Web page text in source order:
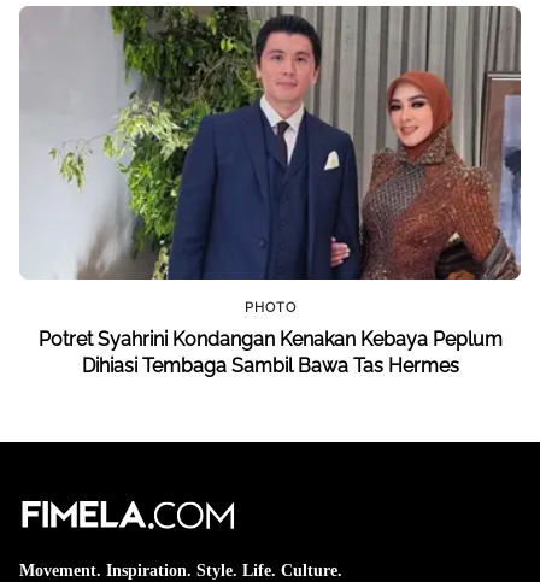
PHOTO
Potret Syahrini Kondangan Kenakan Kebaya Peplum
Dihiasi Tembaga Sambil Bawa Tas Hermes
Movement. Inspiration. Style. Life. Culture.